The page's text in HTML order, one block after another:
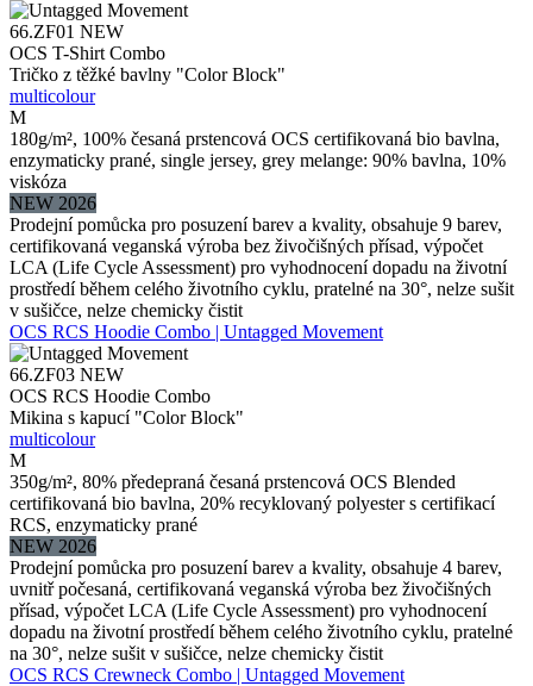
66.ZF01 NEW
OCS T-Shirt Combo
Tričko z těžké bavlny "Color Block"
multicolour
M
180g/m², 100% česaná prstencová OCS certifikovaná bio bavlna,
enzymaticky prané, single jersey, grey melange: 90% bavlna, 10%
viskóza
NEW 2026
Prodejní pomůcka pro posuzení barev a kvality, obsahuje 9 barev,
certifikovaná veganská výroba bez živočišných přísad, výpočet
LCA (Life Cycle Assessment) pro vyhodnocení dopadu na životní
prostředí během celého životního cyklu, pratelné na 30°, nelze sušit
v sušičce, nelze chemicky čistit
OCS RCS Hoodie Combo | Untagged Movement
66.ZF03 NEW
OCS RCS Hoodie Combo
Mikina s kapucí "Color Block"
multicolour
M
350g/m², 80% předepraná česaná prstencová OCS Blended
certifikovaná bio bavlna, 20% recyklovaný polyester s certifikací
RCS, enzymaticky prané
NEW 2026
Prodejní pomůcka pro posuzení barev a kvality, obsahuje 4 barev,
uvnitř počesaná, certifikovaná veganská výroba bez živočišných
přísad, výpočet LCA (Life Cycle Assessment) pro vyhodnocení
dopadu na životní prostředí během celého životního cyklu, pratelné
na 30°, nelze sušit v sušičce, nelze chemicky čistit
OCS RCS Crewneck Combo | Untagged Movement